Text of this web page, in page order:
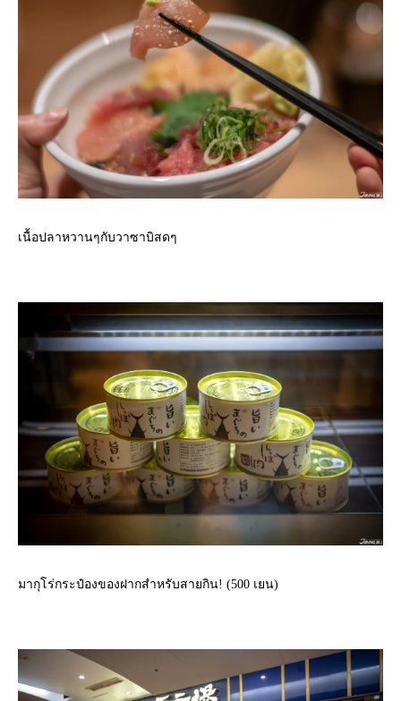
เนื้อปลาหวานๆกับวาซาบิสดๆ
มากุโร่กระป๋องของฝากสำหรับสายกิน! (500 เยน)